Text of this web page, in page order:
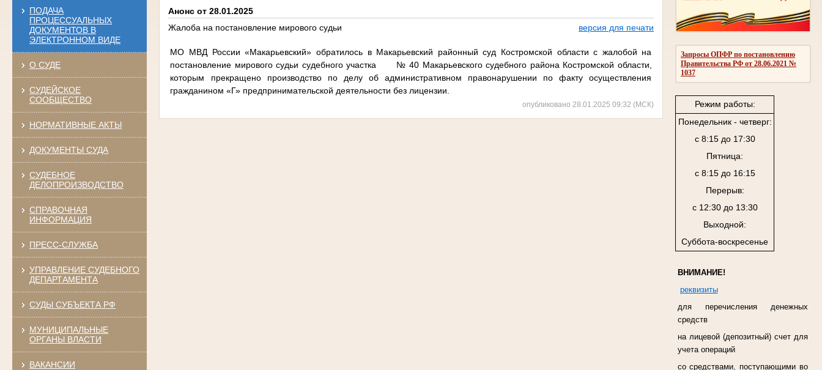
ПОДАЧА
ПРОЦЕССУАЛЬНЫХ
ДОКУМЕНТОВ В
ЭЛЕКТРОННОМ ВИДЕ
О СУДЕ
СУДЕЙСКОЕ
СООБЩЕСТВО
НОРМАТИВНЫЕ АКТЫ
ДОКУМЕНТЫ СУДА
СУДЕБНОЕ
ДЕЛОПРОИЗВОДСТВО
СПРАВОЧНАЯ
ИНФОРМАЦИЯ
ПРЕСС-СЛУЖБА
УПРАВЛЕНИЕ СУДЕБНОГО
ДЕПАРТАМЕНТА
СУДЫ СУБЪЕКТА РФ
МУНИЦИПАЛЬНЫЕ
ОРГАНЫ ВЛАСТИ
ВАКАНСИИ
Запросы ОПФР по постановлению
Правительства РФ от 28.06.2021 №
1037
Режим работы:
Понедельник - четверг:
с 8:15 до 17:30
Пятница:
с 8:15 до 16:15
Перерыв:
с 12:30 до 13:30
Выходной:
Суббота-воскресенье
ВНИМАНИЕ!
реквизиты
для перечисления денежных
средств
на лицевой (депозитный) счет для
учета операций
со средствами, поступающими во
Анонс от 28.01.2025
Жалоба на постановление мирового судьи
версия для печати
МО МВД России «Макарьевский» обратилось в Макарьевский районный суд Костромской области с жалобой на
постановление мирового судьи судебного участка
№ 40 Макарьевского судебного района Костромской области,
которым прекращено производство по делу об административном правонарушении по факту осуществления
гражданином «Г» предпринимательской деятельности без лицензии.
опубликовано 28.01.2025 09:32 (МСК)